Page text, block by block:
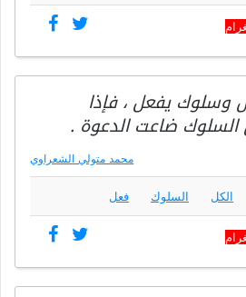
وسلوك يفعل ، فإذا
السلوك ضاعت الدعوة .
محمد متولي الشعراوي
الكل السلوك فعل